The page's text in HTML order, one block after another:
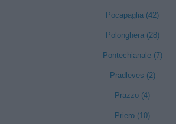
Pocapaglia (42)
Polonghera (28)
Pontechianale (7)
Pradleves (2)
Prazzo (4)
Priero (10)